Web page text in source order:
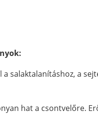
salaktalanításhoz, a
hat a csontvelőre.